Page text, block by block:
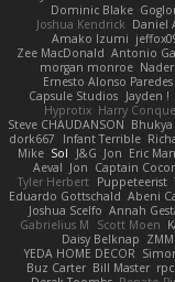
Dominic Blake
Joshua Kendrick Daniel
Amako Izumi
Zee MacDonald Antonio
morgan monroe
Ernesto Alonso
Capsule Studios Jayden !
Hyprotix Harry
Steve CHAUDANSON
dork667
Infant Terrible
Mike Sol J&G Jon Eric
Aeval Jon Captain
Tyler Herbert Puppeteerist
Eduardo Gottschald Abeni
Joshua Scelfo Annah
Gabrielius M
Scott Moen
Daisy Belknap ZMM
YEDA HOME DECOR
Buz Carter Bill Master